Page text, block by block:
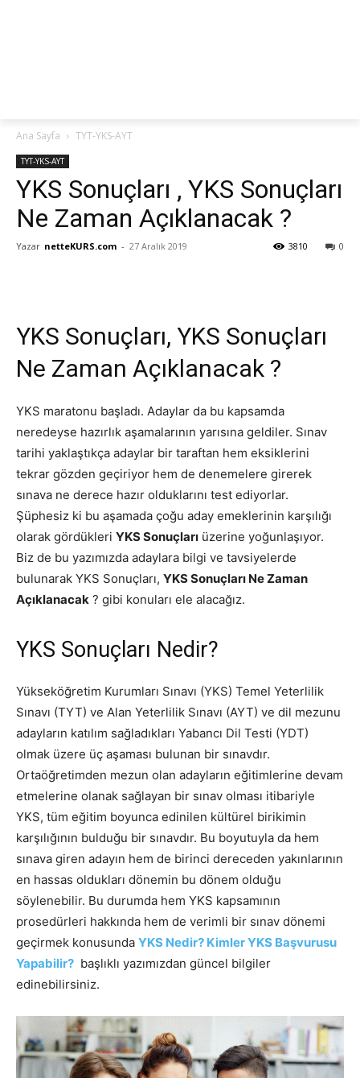
Ana Sayfa TYT-YKS-AYT
TYT-YKS-AYT
YKS Sonuçları , YKS Sonuçları
Ne Zaman Açıklanacak ?
Yazar netteKURS.com - 27 Aralık 2019 0
3810
YKS Sonuçları, YKS Sonuçları
Ne Zaman Açıklanacak ?
YKS maratonu başladı. Adaylar da bu kapsamda
neredeyse hazırlık aşamalarının yarısına geldiler. Sınav
tarihi yaklaştıkça adaylar bir taraftan hem eksiklerini
tekrar gözden geçiriyor hem de denemelere girerek
sınava ne derece hazır olduklarını test ediyorlar.
Şüphesiz ki bu aşamada çoğu aday emeklerinin karşılığı
olarak gördükleri YKS Sonuçları üzerine yoğunlaşıyor.
Biz de bu yazımızda adaylara bilgi ve tavsiyelerde
bulunarak YKS Sonuçları, YKS Sonuçları Ne Zaman
Açıklanacak ? gibi konuları ele alacağız.
YKS Sonuçları Nedir?
Yükseköğretim Kurumları Sınavı (YKS) Temel Yeterlilik
Sınavı (TYT) ve Alan Yeterlilik Sınavı (AYT) ve dil mezunu
adayların katılım sağladıkları Yabancı Dil Testi (YDT)
olmak üzere üç aşaması bulunan bir sınavdır.
Ortaöğretimden mezun olan adayların eğitimlerine devam
etmelerine olanak sağlayan bir sınav olması itibariyle
YKS, tüm eğitim boyunca edinilen kültürel birikimin
karşılığının bulduğu bir sınavdır. Bu boyutuyla da hem
sınava giren adayın hem de birinci dereceden yakınlarının
en hassas oldukları dönemin bu dönem olduğu
söylenebilir. Bu durumda hem YKS kapsamının
prosedürleri hakkında hem de verimli bir sınav dönemi
geçirmek konusunda YKS Nedir? Kimler YKS Başvurusu
Yapabilir? başlıklı yazımızdan güncel bilgiler
edinebilirsiniz.